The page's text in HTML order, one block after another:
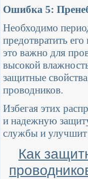
Ошибка 5:
Необходимо
предотвратить
это важно для
высокой
защитные
проводников.
Избегая этих
и надежную
службы и улучшит
Как